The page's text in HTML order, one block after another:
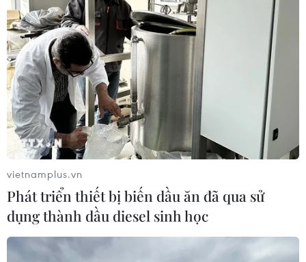
vietnamplus.vn
Phát triển thiết bị biến dầu ăn đã qua sử
dụng thành dầu diesel sinh học